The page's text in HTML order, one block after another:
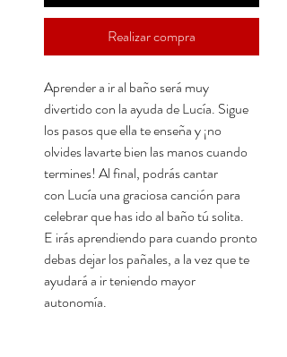
Realizar compra
Aprender a ir al baño será muy
divertido con la ayuda de Lucía. Sigue
los pasos que ella te enseña y ¡no
olvides lavarte bien las manos cuando
termines! Al final, podrás cantar
con Lucía una graciosa canción para
celebrar que has ido al baño tú solita.
E irás aprendiendo para cuando pronto
debas dejar los pañales, a la vez que te
ayudará a ir teniendo mayor
autonomía.